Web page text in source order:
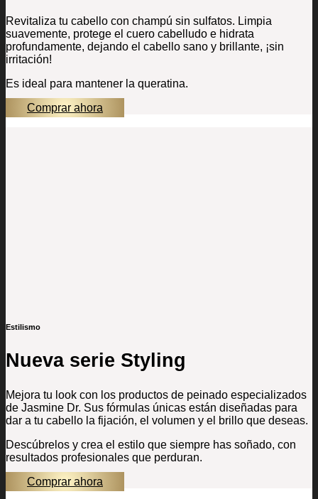
Revitaliza tu cabello con champú sin sulfatos. Limpia
suavemente, protege el cuero cabelludo e hidrata
profundamente, dejando el cabello sano y brillante, ¡sin
irritación!
Es ideal para mantener la queratina.
Comprar ahora
Estilismo
Nueva serie Styling
Mejora tu look con los productos de peinado especializados
de Jasmine Dr. Sus fórmulas únicas están diseñadas para
dar a tu cabello la fijación, el volumen y el brillo que deseas.
Descúbrelos y crea el estilo que siempre has soñado, con
resultados profesionales que perduran.
Comprar ahora